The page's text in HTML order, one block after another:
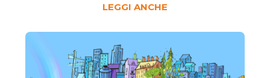
LEGGI ANCHE